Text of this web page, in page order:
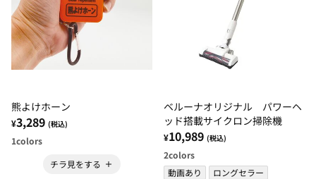
熊よけホーン
¥3,289 (税込)
1colors
チラ見をする
ベルーナオリジナル パワーヘ
ッド搭載サイクロン掃除機
¥10,989 (税込)
2colors
動画あり
ロングセラー